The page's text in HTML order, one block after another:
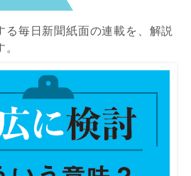
る毎日新聞紙面の連載を、解説